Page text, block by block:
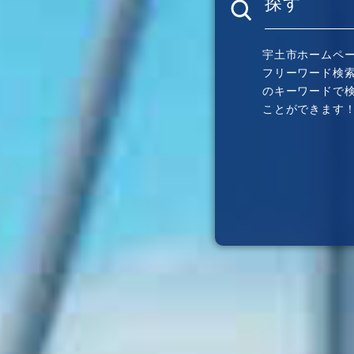
宇土市ホームペ
フリーワード検
のキーワードで
ことができます